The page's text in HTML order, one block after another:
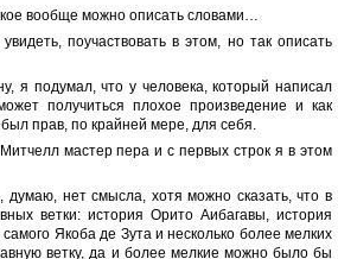
вообще можно описать словами…
поучаствовать в этом, но так описать
я подумал, что у человека, который написал
получиться плохое произведение и как
прав, по крайней мере, для себя.
мастер пера и с первых строк я в этом
думаю, нет смысла, хотя можно сказать, что в
ветки: история Орито Аибагавы, история
Якоба де Зута и несколько более мелких
ветку, да и более мелкие можно было бы